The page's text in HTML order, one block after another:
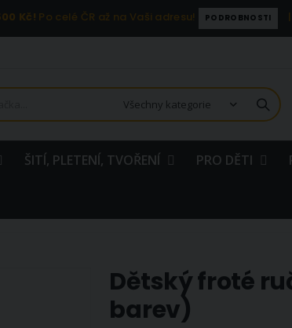
Kč! Po celé ČR až na Vaši adresu! PODROBNOSTI
ŠITÍ, PLETENÍ, TVOŘENÍ PRO DĚTI
Dětský froté
barev)